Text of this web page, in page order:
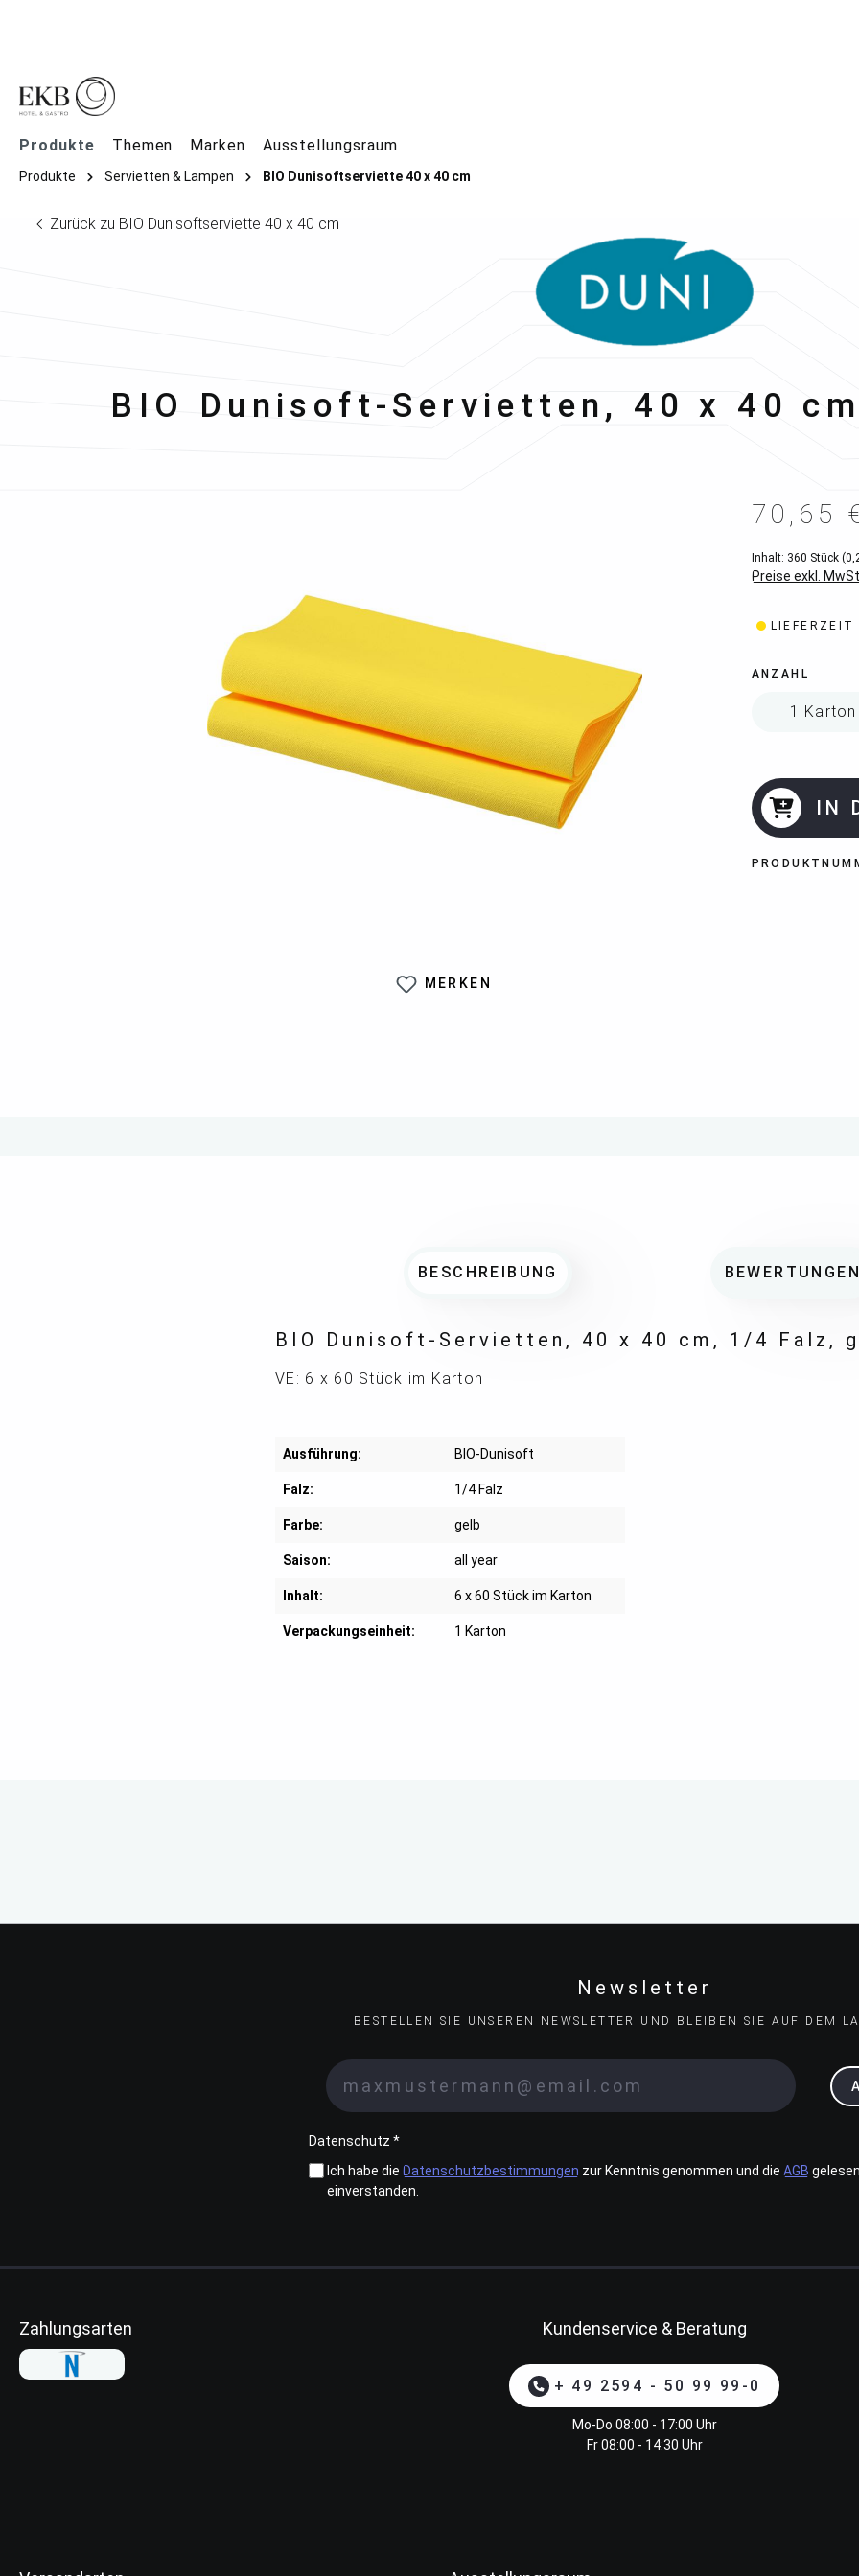
Produkte Themen Marken Ausstellungsraum
Produkte Servietten & Lampen BIO Dunisoftserviette 40 x 40 cm
Zurück zu BIO Dunisoftserviette 40 x 40 cm
Duni
BIO Dunisoft-Servietten, 40 x 40
MERKEN
70,65
Inhalt: 360 Stück
Preise exkl.
ANZAHL
IN
BESCHREIBUNG
BIO Dunisoft-Servietten, 40 x 40 cm, 1/4 Falz,
VE: 6 x 60 Stück im Karton
Ausführung: BIO-Dunisoft
Falz: 1/4 Falz
Farbe: gelb
Saison: all year
Inhalt: 6 x 60 Stück im Karton
Verpackungseinheit: 1 Karton
Newsletter
BESTELLEN SIE UNSEREN NEWSLETTER UND BLEIBEN SIE AUF DEM
Datenschutz *
Ich habe die Datenschutzbestimmungen zur Kenntnis genommen und die AGB
einverstanden.
Zahlungsarten Kundenservice & Beratung
+ 49 2594 - 50 99 99-0
Mo-Do 08:00 - 17:00 Uhr
Fr 08:00 - 14:30 Uhr